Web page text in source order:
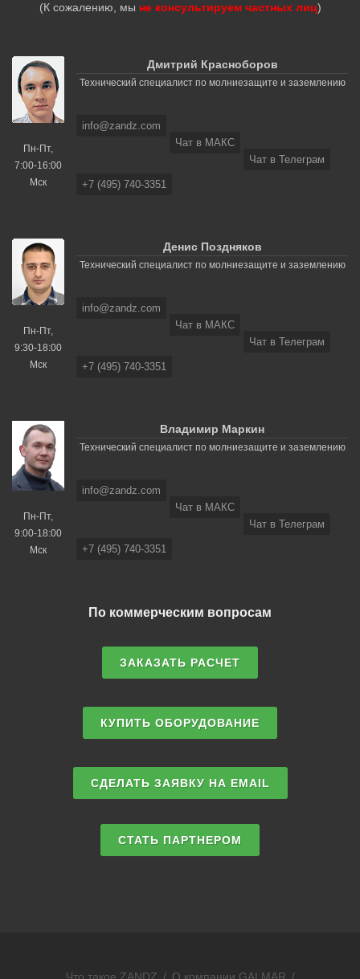
(К сожалению, мы не консультируем частных лиц)
Пн-Пт,
7:00-16:00
Мск
Дмитрий Красноборов
Технический специалист по молниезащите и заземлению
info@zandz.com
Чат в МАКС
Чат в Телеграм
+7 (495) 740-3351
Пн-Пт,
9:30-18:00
Мск
Денис Поздняков
Технический специалист по молниезащите и заземлению
info@zandz.com
Чат в МАКС
Чат в Телеграм
+7 (495) 740-3351
Пн-Пт,
9:00-18:00
Мск
Владимир Маркин
Технический специалист по молниезащите и заземлению
info@zandz.com
Чат в МАКС
Чат в Телеграм
+7 (495) 740-3351
По коммерческим вопросам
ЗАКАЗАТЬ РАСЧЕТ
КУПИТЬ ОБОРУДОВАНИЕ
СДЕЛАТЬ ЗАЯВКУ НА EMAIL
СТАТЬ ПАРТНЕРОМ